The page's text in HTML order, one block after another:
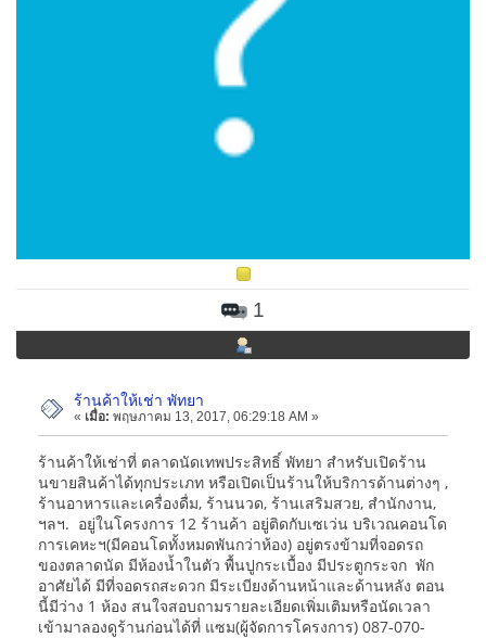
1
ร้านค้าให้เช่า พัทยา
« เมื่อ: พฤษภาคม 13, 2017, 06:29:18 AM »
ร้านค้าให้เช่าที่ ตลาดนัดเทพประสิทธิ์ พัทยา สำหรับเปิดร้าน
นขายสินค้าได้ทุกประเภท หรือเปิดเป็นร้านให้บริการด้านต่างๆ ,
ร้านอาหารและเครื่องดื่ม, ร้านนวด, ร้านเสริมสวย, สำนักงาน,
ฯลฯ. อยู่ในโครงการ 12 ร้านค้า อยู่ติดกับเซเว่น บริเวณคอนโด
การเคหะฯ(มีคอนโดทั้งหมดพันกว่าห้อง) อยู่ตรงข้ามที่จอดรถ
ของตลาดนัด มีห้องน้ำในตัว พื้นปูกระเบื้อง มีประตูกระจก พัก
อาศัยได้ มีที่จอดรถสะดวก มีระเบียงด้านหน้าและด้านหลัง ตอน
นี้มีว่าง 1 ห้อง สนใจสอบถามรายละเอียดเพิ่มเติมหรือนัดเวลา
เข้ามาลองดูร้านก่อนได้ที่ แซม(ผู้จัดการโครงการ) 087-070-